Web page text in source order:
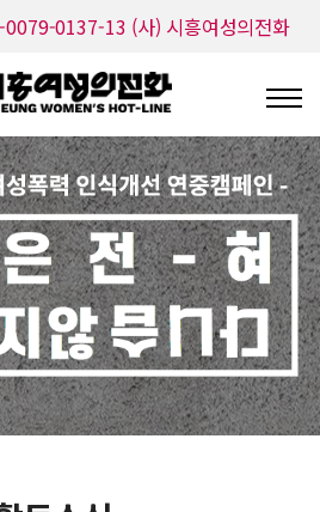
0137-13 (사) 시흥여성의전화